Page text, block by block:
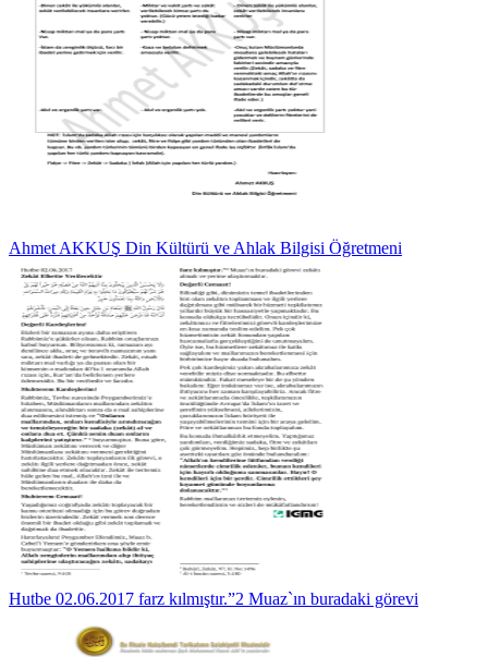
Ahmet AKKUŞ Din Kültürü ve Ahlak Bilgisi Öğretmeni
Hutbe 02.06.2017 farz kılmıştır.”2 Muaz`ın buradaki görevi